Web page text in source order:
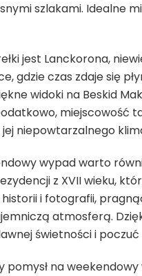
szlakami. Idealne
jest Lanckorona,
gdzie czas zdaje się
widoki na Beskid
miejscowość
niepowtarzalnego
wypad warto
z XVII wieku,
i fotografii,
atmosferą.
świetności i
pomysł na